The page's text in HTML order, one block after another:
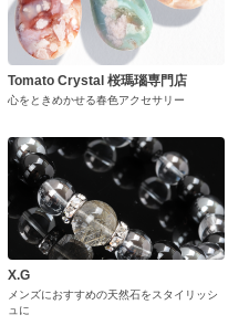
Tomato Crystal 桜瑪瑙専門店
心をときめかせる春色アクセサリー
X.G
メンズにおすすめの天然石をスタイリッシ
ュに